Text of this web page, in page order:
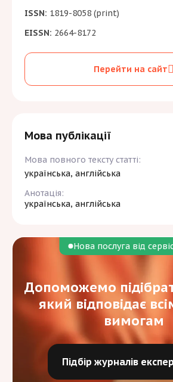
ISSN: 1819-8058 (print)
EISSN: 2664-8172
Перейти на сайт
Мова публікації
Мова повного тексту статті:
українська, англійська
Анотація:
українська, англійська
Нова послуга від
Допоможемо
який відповідає
вимогам
Підбір журналів